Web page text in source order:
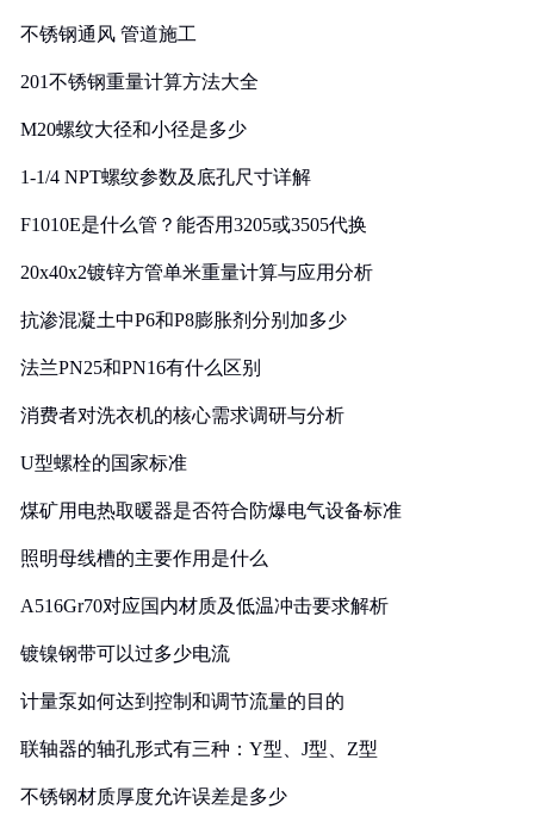
不锈钢通风 管道施工
201不锈钢重量计算方法大全
M20螺纹大径和小径是多少
1-1/4 NPT螺纹参数及底孔尺寸详解
F1010E是什么管？能否用3205或3505代换
20x40x2镀锌方管单米重量计算与应用分析
抗渗混凝土中P6和P8膨胀剂分别加多少
法兰PN25和PN16有什么区别
消费者对洗衣机的核心需求调研与分析
U型螺栓的国家标准
煤矿用电热取暖器是否符合防爆电气设备标准
照明母线槽的主要作用是什么
A516Gr70对应国内材质及低温冲击要求解析
镀镍钢带可以过多少电流
计量泵如何达到控制和调节流量的目的
联轴器的轴孔形式有三种：Y型、J型、Z型
不锈钢材质厚度允许误差是多少